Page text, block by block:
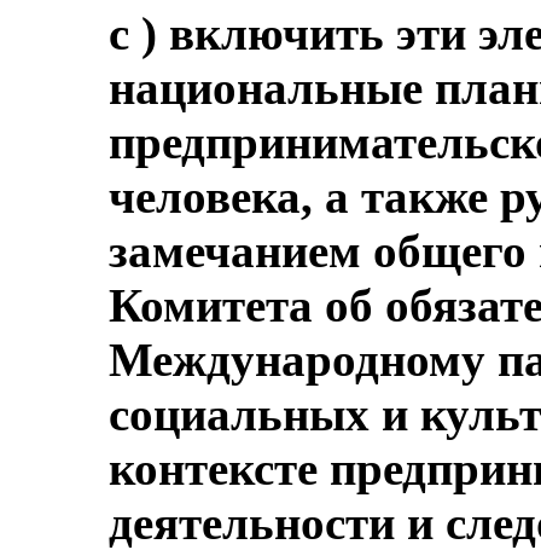
c ) включить эти
национальные
человека, а также
замечанием
Комитета об
Международному
социальных и
контексте
деятельности и